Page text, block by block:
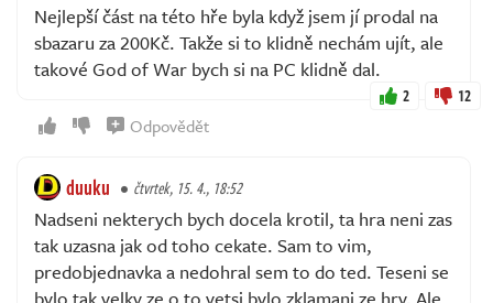
Nejlepší část na této hře byla když jsem jí prodal na
sbazaru za 200Kč. Takže si to klidně nechám ujít, ale
takové God of War bych si na PC klidně dal.
2 12
Odpovědět
duuku čtvrtek, 15. 4., 18:52
Nadseni nekterych bych docela krotil, ta hra neni zas
tak uzasna jak od toho cekate. Sam to vim,
predobjednavka a nedohral sem to do ted. Teseni se